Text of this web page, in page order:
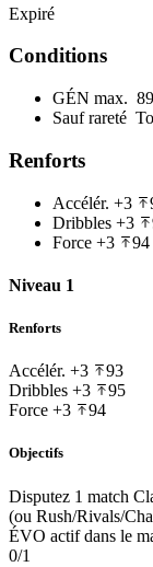
Expiré
Conditions
GÉN max. 89
Sauf rareté
Renforts
Accélér. +3
Dribbles +3
Force +3 94
Niveau 1
Renforts
Accélér. +3
93
Dribbles +3
95
Force +3 94
Objectifs
Disputez 1 match
(ou Rush/Rivals/
ÉVO actif dans le
0/1